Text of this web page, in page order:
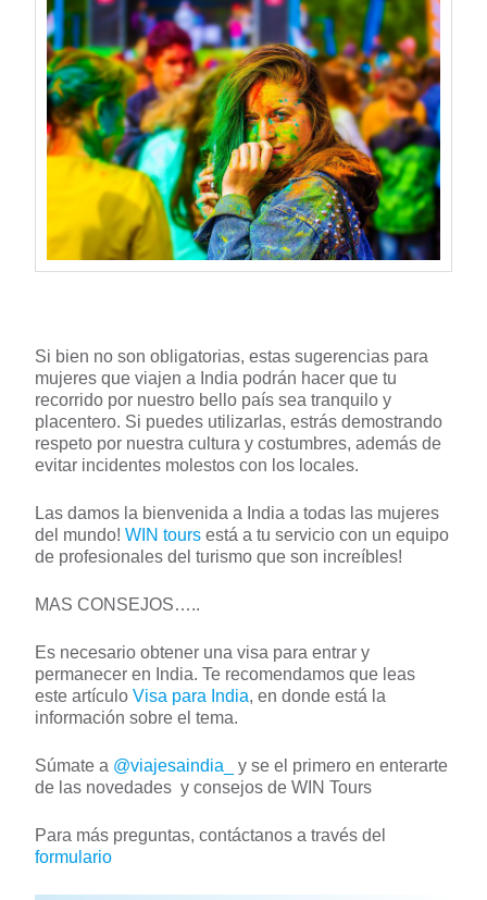
Si bien no son obligatorias, estas sugerencias para
mujeres que viajen a India podrán hacer que tu
recorrido por nuestro bello país sea tranquilo y
placentero. Si puedes utilizarlas, estrás demostrando
respeto por nuestra cultura y costumbres, además de
evitar incidentes molestos con los locales.
Las damos la bienvenida a India a todas las mujeres
del mundo!WIN tours está a tu servicio con un equipo
de profesionales del turismo que son increíbles!
MAS CONSEJOS…..
Es necesario obtener una visa para entrar y
permanecer en India. Te recomendamos que leas
este artículoVisa para India, en donde está la
información sobre el tema.
Súmate a @viajesaindia_
y se el primero en enterarte
de las novedades y consejos de WIN Tours
Para más preguntas, contáctanos a través del
formulario